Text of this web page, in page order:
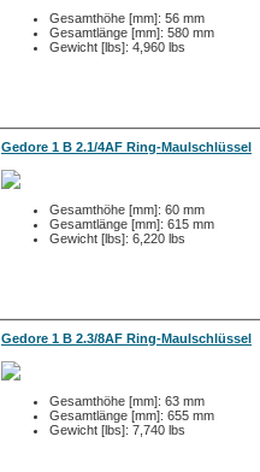
Gesamthöhe [mm]: 56 mm
Gesamtlänge [mm]: 580 mm
Gewicht [lbs]: 4,960 lbs
Gedore 1 B 2.1/4AF Ring-Maulschlüssel
Gesamthöhe [mm]: 60 mm
Gesamtlänge [mm]: 615 mm
Gewicht [lbs]: 6,220 lbs
Gedore 1 B 2.3/8AF Ring-Maulschlüssel
Gesamthöhe [mm]: 63 mm
Gesamtlänge [mm]: 655 mm
Gewicht [lbs]: 7,740 lbs